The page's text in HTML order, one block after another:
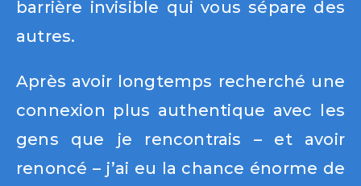
barrière invisible qui vous sépare des
autres.
Après avoir longtemps recherché une
connexion plus authentique avec les
gens que je rencontrais – et avoir
renoncé – j’ai eu la chance énorme de